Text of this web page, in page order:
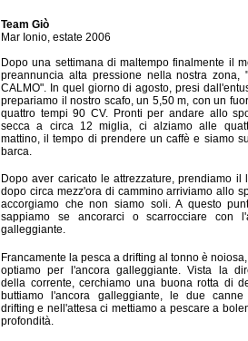
Team Giò
Mar Ionio, estate 2006
Dopo una settimana di maltempo finalmente il
preannuncia alta pressione nella nostra zona,
CALMO". In quel giorno di agosto, presi
prepariamo il nostro scafo, un 5,50 m, con un
quattro tempi 90 CV. Pronti per andare allo
secca a circa 12 miglia, ci alziamo alle
mattino, il tempo di prendere un caffè e siamo
barca.
Dopo aver caricato le attrezzature, prendiamo il
dopo circa mezz'ora di cammino arriviamo allo
accorgiamo che non siamo soli. A questo
sappiamo se ancorarci o scarrocciare con
galleggiante.
Francamente la pesca a drifting al tonno è
optiamo per l'ancora galleggiante. Vista la
della corrente, cerchiamo una buona rotta di
buttiamo l'ancora galleggiante, le due
drifting e nell'attesa ci mettiamo a pescare a
profondità.